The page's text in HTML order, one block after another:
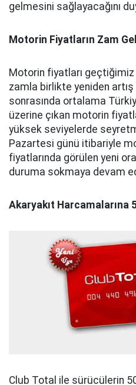
gelmesini sağlayacağını
Motorin Fiyatların Zam
Motorin fiyatları
zamla birlikte yeniden
sonrasında ortalama
üzerine çıkan motorin
yüksek seviyelerde
Pazartesi günü itibariyle
fiyatlarında görülen yeni
duruma sokmaya devam
Akaryakıt Harcamalarına
Club Total ile sürücülerin